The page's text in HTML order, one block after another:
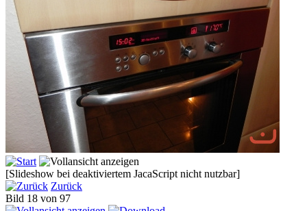
[Slideshow bei deaktiviertem JacaScript nicht nutzbar]
Zurück
Bild 18 von 97